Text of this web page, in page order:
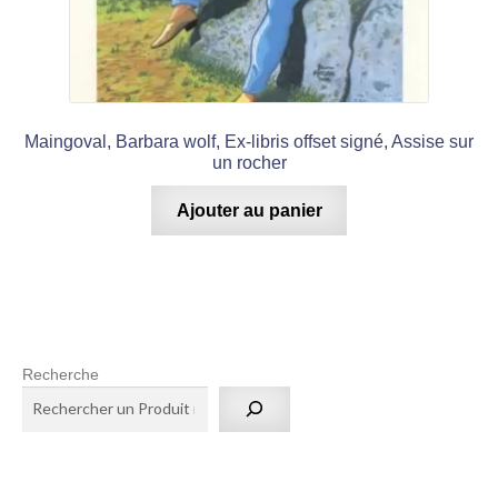
Maingoval, Barbara wolf, Ex-libris offset signé, Assise sur
un rocher
Ajouter au panier
Recherche